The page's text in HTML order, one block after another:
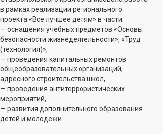
в рамках реализации регионального
проекта «Все лучшее детям» в части:
— оснащения учебных предметов «Основы
безопасности жизнедеятельности», «Труд
(технология)»,
— проведения капитальных ремонтов
общеобразовательных организаций,
адресного строительства школ,
— проведения антитеррористических
мероприятий,
— развития дополнительного образования
детей и молодежи.